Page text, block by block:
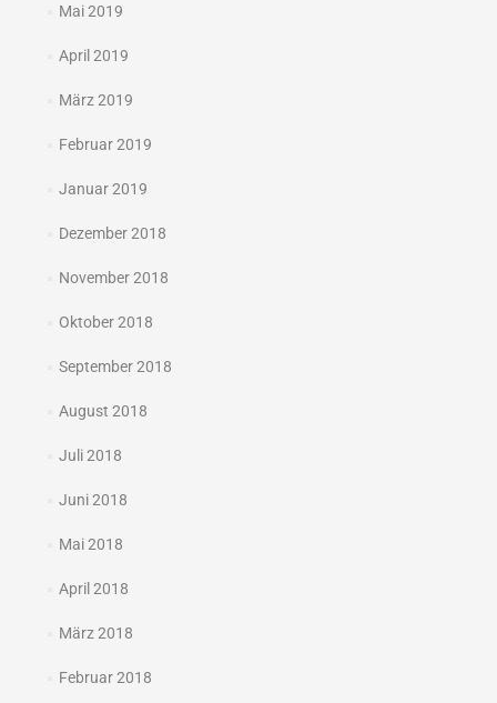
Mai 2019
April 2019
März 2019
Februar 2019
Januar 2019
Dezember 2018
November 2018
Oktober 2018
September 2018
August 2018
Juli 2018
Juni 2018
Mai 2018
April 2018
März 2018
Februar 2018